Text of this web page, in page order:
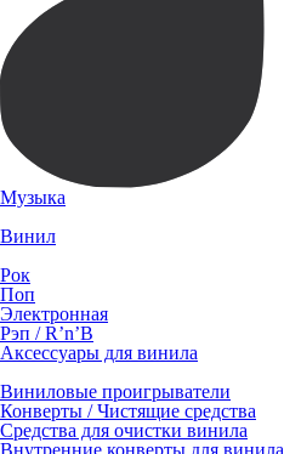
Музыка
Винил
Рок
Поп
Электронная
Рэп / R’n’B
Аксессуары для винила
Виниловые проигрыватели
Конверты / Чистящие средства
Средства для очистки винила
Внутренние конверты для винила